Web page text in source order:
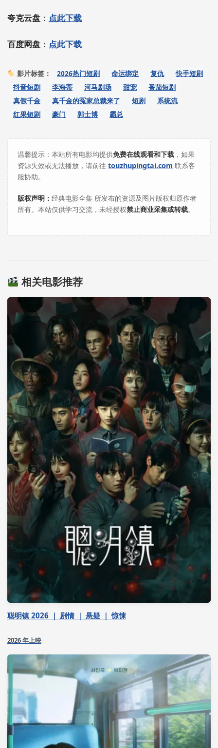
夸克云盘 ： 点此下载
百度网盘 ： 点此下载
影片标签： 2026热门短剧 命运绑定 复仇
快手短剧
抖音短剧
李海蒂 河马剧场 甜宠
番茄短剧
真假千金
真千金的冤家总裁来了 短剧
系统流
红果短剧
豪门 郭士博 霸总
温馨提示：本站所有电影均提供免费在线观看和下载 ，如果
资源失效或无法播放，请前往 touzhupingtai.com 联系客
服协助。
版权声明： 经典电影全集 所发布的资源及图片版权归原作者
所有。本站仅供学习交流，未经授权禁止商业采集或转载。
相关电影推荐
聪明镇 2026 ｜ 剧情 ｜ 悬疑 ｜ 惊悚
2026 年上映